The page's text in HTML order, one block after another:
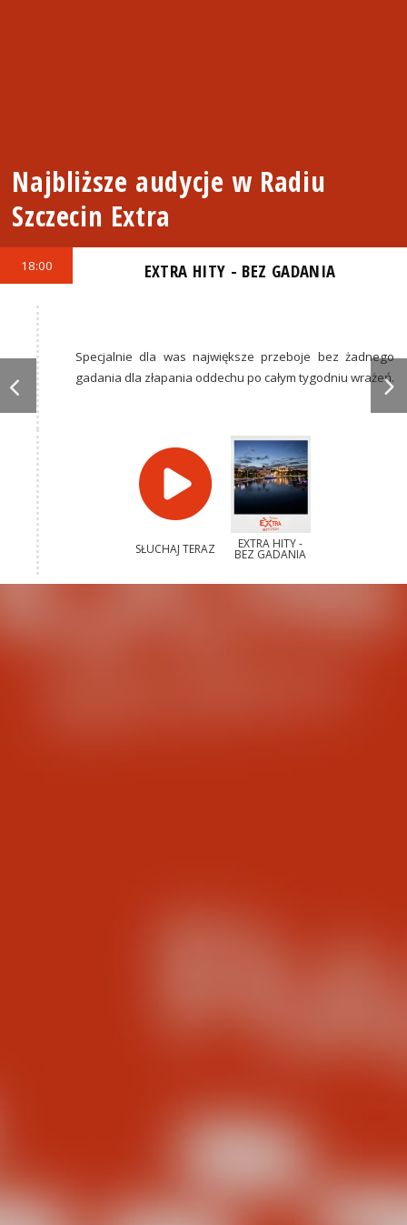
Najbliższe audycje w Radiu
Szczecin Extra
18:00 EXTRA HITY - BEZ GADANIA
Specjalnie dla was największe przeboje bez żadnego
gadania dla złapania oddechu po całym tygodniu wrażeń.
SŁUCHAJ TERAZ EXTRA HITY -
BEZ GADANIA